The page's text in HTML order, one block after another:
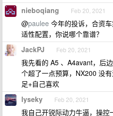
nieboqiang Feb 20, 2021
@paulee 今年的投诉，合资
适性配置，你说哪个靠谱？
JackPJ Feb 20, 2021
我先看的 A5 、A4avant，后
个超了一点预算，NX200 没
足+自己喜欢
lyseky Feb 20, 2021
我自己开锐际动力牛逼，操控